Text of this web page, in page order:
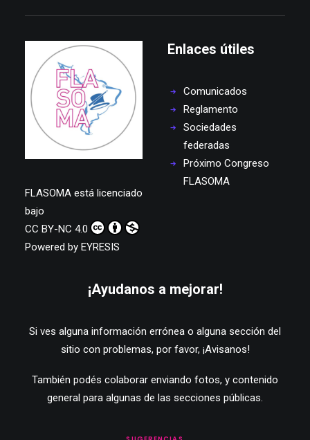
FLASOMA está licenciado
bajo
CC BY-NC 4.0
Powered by EYRESIS
Enlaces útiles
Comunicados
Reglamento
Sociedades
federadas
Próximo Congreso
FLASOMA
¡Ayudanos a mejorar!
Si ves alguna información errónea o alguna sección del
sitio con problemas, por favor, ¡Avisanos!
También podés colaborar enviando fotos, y contenido
general para algunas de las secciones públicas.